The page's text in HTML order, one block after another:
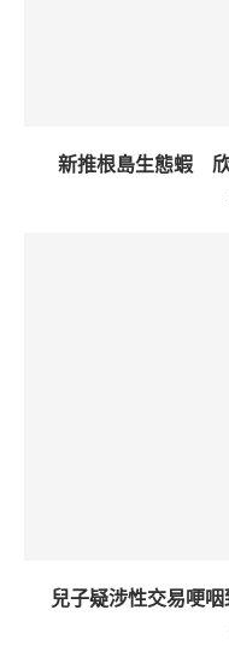
新推根島生態蝦
兒子疑涉性交易哽